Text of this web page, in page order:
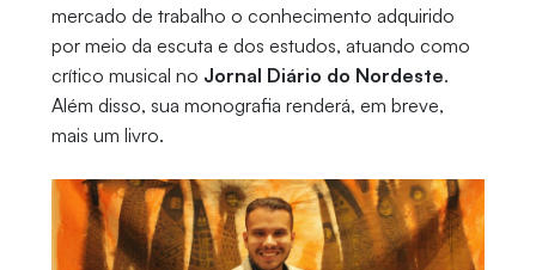
mercado de trabalho o conhecimento adquirido
por meio da escuta e dos estudos, atuando como
crítico musical no Jornal Diário do Nordeste.
Além disso, sua monografia renderá, em breve,
mais um livro.